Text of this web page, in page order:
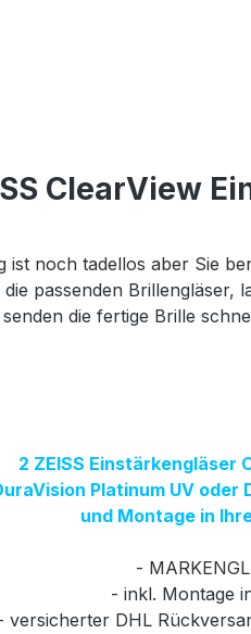
ClearView
ist noch tadellos aber Sie
passenden
senden die fertige Brille
2 ZEISS Einstärkengläser
Platinum UV oder
und Montage in
-
- inkl. Montage
versicherter DHL